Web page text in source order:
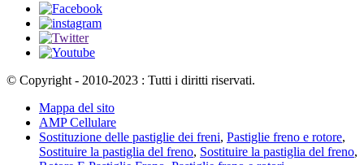
© Copyright - 2010-2023 : Tutti i diritti riservati.
Mappa del sito
AMP Cellulare
Sostituzione delle pastiglie dei freni, Pastiglie freno e rotore,
Sostituire la pastiglia del freno, Sostituire la pastiglia del freno,